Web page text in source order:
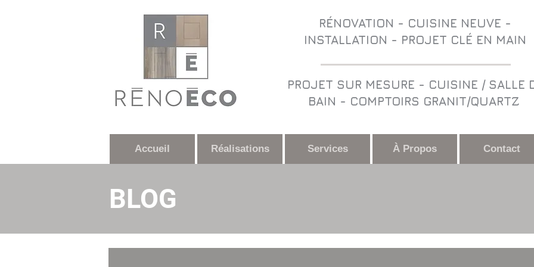
RÉNOVATION - CUISINE NEUVE -
INSTALLATION - PROJET CLÉ EN MAIN
PROJET SUR MESURE - CUISINE / SALLE
BAIN - COMPTOIRS GRANIT/QUARTZ
Accueil Réalisations Services À Propos Contact
BLOG